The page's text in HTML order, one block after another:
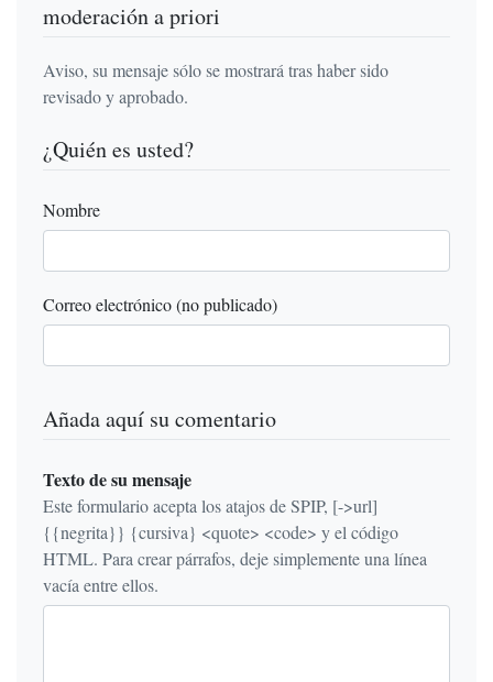
moderación a priori
Aviso, su mensaje sólo se mostrará tras haber sido
revisado y aprobado.
¿Quién es usted?
Nombre
Correo electrónico (no publicado)
Añada aquí su comentario
Texto de su mensaje
Este formulario acepta los atajos de SPIP, [->url]
{{negrita}} {cursiva} <quote> <code> y el código
HTML. Para crear párrafos, deje simplemente una línea
vacía entre ellos.